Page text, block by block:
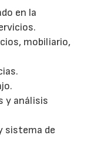
en la
mobiliario,
y análisis
sistema de